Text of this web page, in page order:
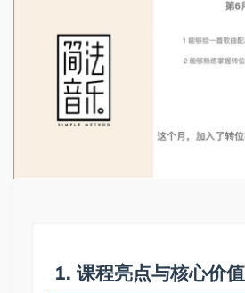
1. 课程亮点与核心价值